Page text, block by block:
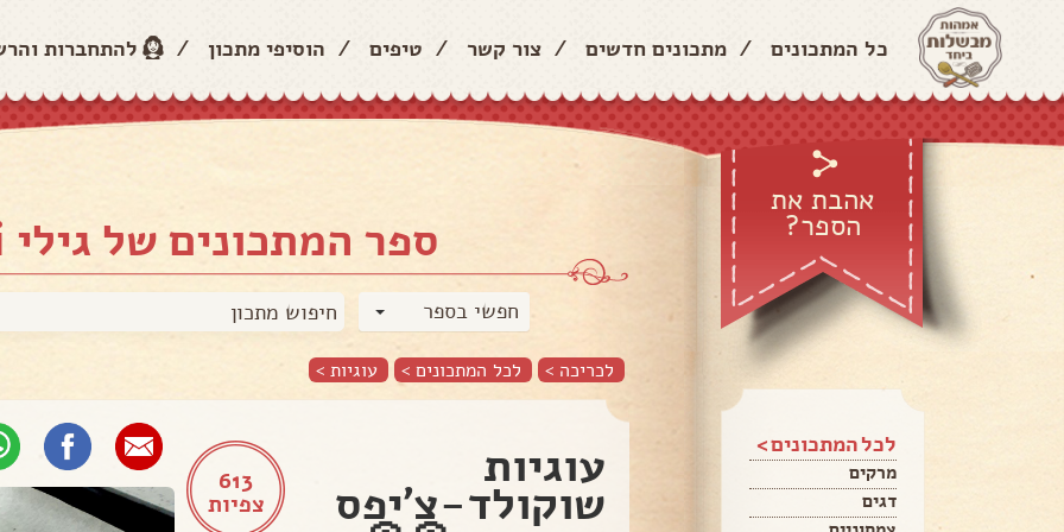
כל המתכונים / מתכונים חדשים / צור קשר / טיפים / הוסיפי מתכון / להתחברות
אהבת את
הספר?
לכל המתכונים >
מרקים
דגים
ספר המתכונים של גילי Gili
חפשי בספר
לכריכה > לכל המתכונים > עוגיות >
613
צפיות
עוגיות
שוקולד-צ'יפס